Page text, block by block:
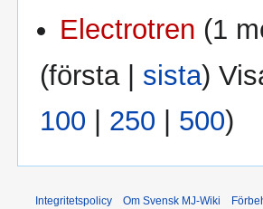
Electrotren (1
(första| sista)
100
250 500)
Integritetspolicy Om Svensk MJ-Wiki